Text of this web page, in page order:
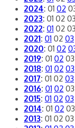
2024: 01 02
2023: 01 02 03
2022: 01 02 03
2021: 01 02 03
2020: 01 02
2019: 01 02 03
2018: 01 02 03
2017: 01 02 03
2016: 01 02 03
2015: 01 02 03
2014: 01 02 03
2013: 01 02 03